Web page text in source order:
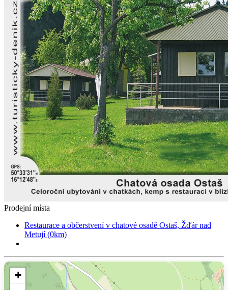
Prodejní místa
Restaurace a občerstvení v chatové osadě Ostaš, Žďár nad
Metují (0km)
+